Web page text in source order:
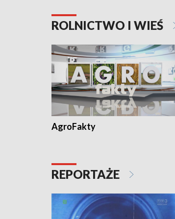
ROLNICTWO I WIEŚ
AgroFakty
REPORTAŻE